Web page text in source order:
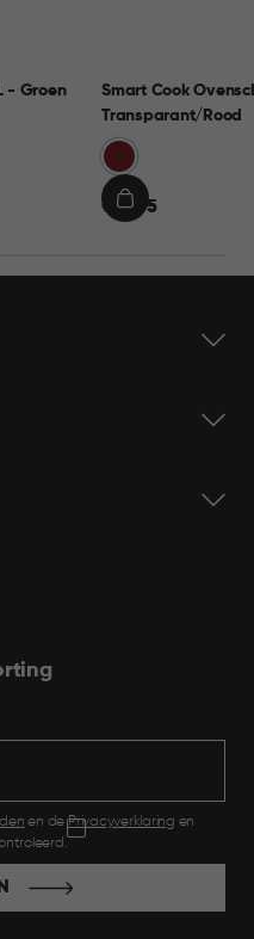
- Groen
Smart Cook
Transparant/Rood
Rood
€€ 19,95
IN
en dePrivacyverklaring en